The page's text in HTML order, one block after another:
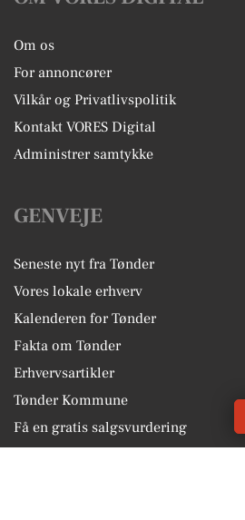
Om os
For annoncører
Vilkår og Privatlivspolitik
Kontakt VORES Digital
Administrer samtykke
GENVEJE
Seneste nyt fra Tønder
Vores lokale erhverv
Kalenderen for Tønder
Fakta om Tønder
Erhvervsartikler
Tønder Kommune
Få en gratis salgsvurdering